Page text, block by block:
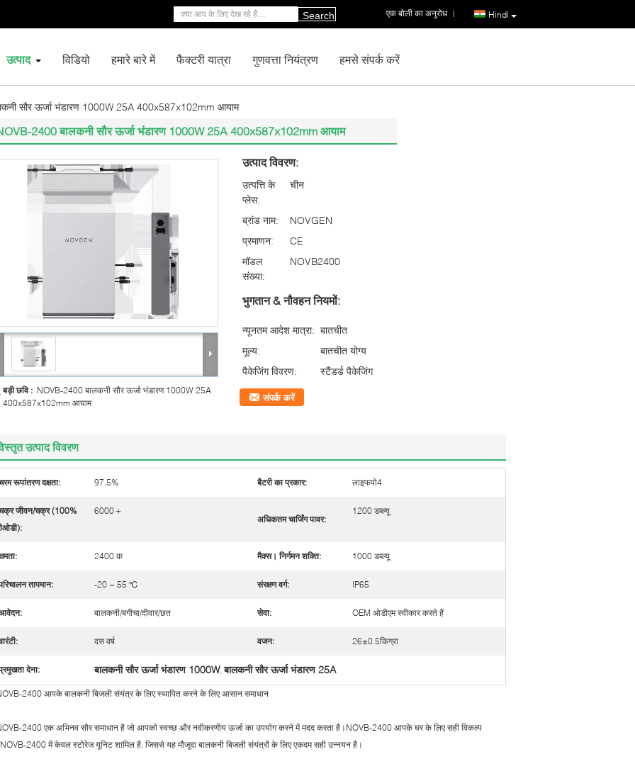
Hindi
एक बोली का अनुरोध |
Search
उत्पाद विडियो हमारे बारे में फैक्टरी यात्रा गुणवत्ता नियंत्रण हमसे संपर्क करें
सौर ऊर्जा भंडारण 1000W 25A 400x587x102mm आयाम
2400 बालकनी सौर ऊर्जा भंडारण 1000W 25A 400x587x102mm आयाम
बड़ी छवि : NOVB-2400 बालकनी सौर ऊर्जा भंडारण 1000W 25A
400x587x102mm आयाम
उत्पाद विवरण:
उत्पत्ति के
प्लेस:
चीन
ब्रांड नाम:
NOVGEN
प्रमाणन:
CE
मॉडल
संख्या:
NOVB2400
भुगतान & नौवहन नियमों:
न्यूनतम आदेश मात्रा: बातचीत
मूल्य:
बातचीत योग्य
पैकेजिंग विवरण:
स्टैंडर्ड पैकेजिंग
संपर्क करें
उत्पाद विवरण
रूपांतरण दक्षता: 97.5% बैटरी का प्रकार: लाइफपो4
जीवन/चक्र (100%
6000＋
अधिकतम चार्जिंग पावर:
1200 डब्ल्यू
2400 क मैक्स। निर्गमन शक्ति: 1000 डब्ल्यू
तापमान: -20 ~ 55 ℃ संरक्षण वर्ग: IP65
बालकनी/बगीचा/दीवार/छत सेवा: OEM ओडीएम स्वीकार करते हैं
दस वर्ष वजन: 26±0.5किग्रा
देना: बालकनी सौर ऊर्जा भंडारण 1000W,बालकनी सौर ऊर्जा भंडारण 25A
2400 आपके बालकनी बिजली संयंत्र के लिए स्थापित करने के लिए आसान समाधान
2400 एक अभिनव सौर समाधान है जो आपको स्वच्छ और नवीकरणीय ऊर्जा का उपयोग करने में मदद करता है।NOVB-2400 आपके घर के लिए सही विकल्प
2400 में केवल स्टोरेज यूनिट शामिल है, जिससे यह मौजूदा बालकनी बिजली संयंत्रों के लिए एकदम सही उन्नयन है।